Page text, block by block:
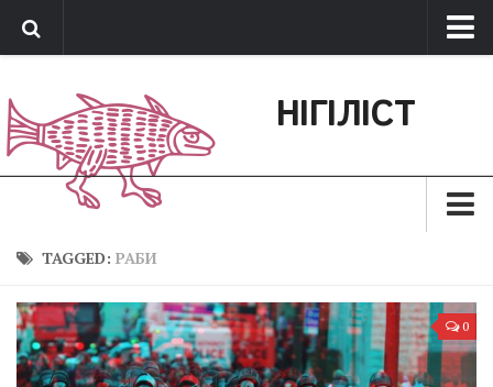
Обратная связь
Поддержать сайт
НІГІЛІСТ
Зараз
Позиція
Дії
TAGGED: РАБИ
0